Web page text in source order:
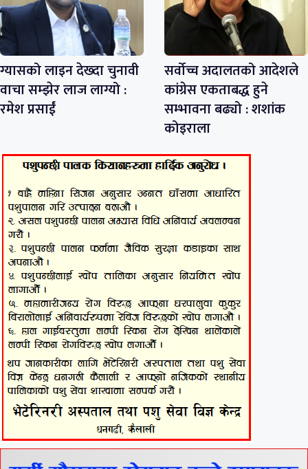
ग्यासको लाइन देख्दा चुनावी
वाचा सम्झेर लाज लाग्यो :
रमेश प्रसाईं
सर्वोच्च अदालतको आदेशले
कांग्रेस एकताबद्ध हुने
सम्भावना बढ्यो : शशांक
कोइराला